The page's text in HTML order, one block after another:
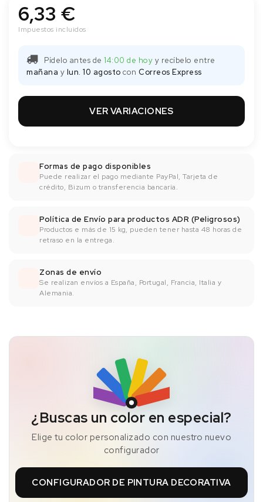
6,33 €
Impuestos incluidos
Pídelo antes de 14:00 de hoy y recíbelo entre
mañana y lun. 10 agosto con Correos Express
VER VARIACIONES
Formas de pago disponibles
Puede realizar el pago mediante PayPal, Tarjeta de
crédito, Bizum o transferencia bancaría.
Política de Envío para productos ADR (Peligrosos)
Productos e más de 15 kg, pueden tener hasta 48 horas de
retraso en la entrega.
Zonas de envío
Se realizan envíos a España, Portugal, Francia, Italia y
Alemania.
¿Buscas un color en especial?
Elige tu color personalizado con nuestro nuevo
configurador
CONFIGURADOR DE PINTURA DECORATIVA